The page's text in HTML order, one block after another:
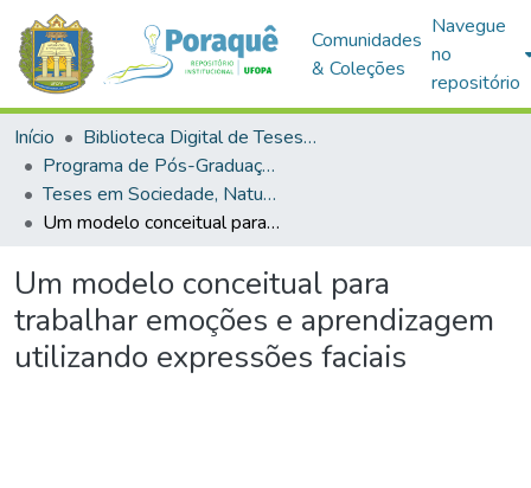
Comunidades
& Coleções
Navegue
no
repositório
Início
Biblioteca Digital de Teses e Dissertações (BDTD)
Programa de Pós-Graduação em Sociedade, Natureza e Desenvolvimento (PPGSND)
Teses em Sociedade, Natureza e Desenvolvimento (Doutorado)
Um modelo conceitual para trabalhar emoções e aprendizagem utilizando expressões faciais
Um modelo conceitual para
trabalhar emoções e aprendizagem
utilizando expressões faciais